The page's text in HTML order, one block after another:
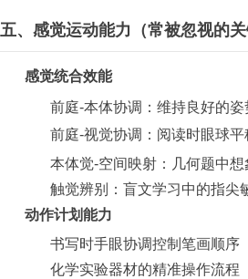
五、感觉运动能力（常被忽视的关
感觉统合效能
前庭-本体协调：维持良好的
前庭-视觉协调：阅读时眼球
本体觉-空间映射：几何题中
触觉辨别：盲文学习中的指尖
动作计划能力
书写时手眼协调控制笔画顺序
化学实验器材的精准操作流程